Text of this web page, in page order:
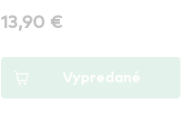
13,90 €
Vypredané